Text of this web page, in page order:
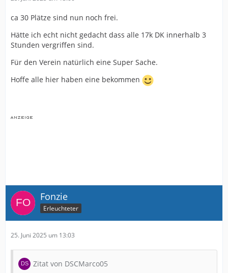
ca 30 Plätze sind nun noch frei.
Hätte ich echt nicht gedacht dass alle 17k DK innerhalb 3
Stunden vergriffen sind.
Für den Verein natürlich eine Super Sache.
Hoffe alle hier haben eine bekommen
Fonzie
Erleuchteter
25. Juni 2025 um 13:03
Zitat von DSCMarco05